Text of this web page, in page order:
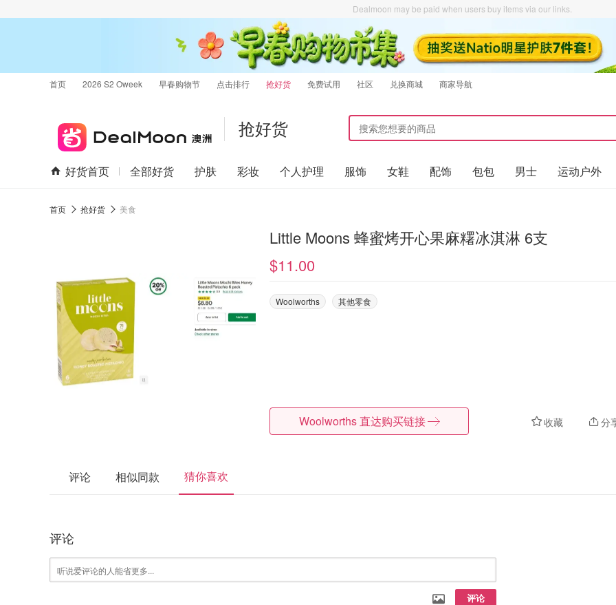
Dealmoon may be paid when users buy items via our links.
首页 2026 S2 Oweek 早春购物节 点击排行 抢好货 免费试用 社区 兑换商城 商家导航
抢好货
好货首页 全部好货 护肤 彩妆 个人护理 服饰 女鞋 配饰 包包 男士 运动户外
首页 抢好货 美食
Little Moons 蜂蜜烤开心果麻糬冰淇淋 6支
$11.00
Woolworths 其他零食
收藏 分
Woolworths 直达购买链接
评论 相似同款 猜你喜欢
评论
评论